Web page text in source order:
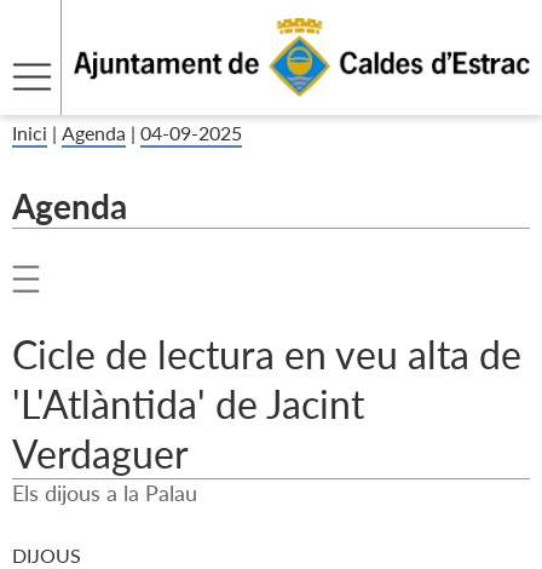
Inici | Agenda | 04-09-2025
Agenda
Cicle de lectura en veu alta de
'L'Atlàntida' de Jacint
Verdaguer
Els dijous a la Palau
DIJOUS